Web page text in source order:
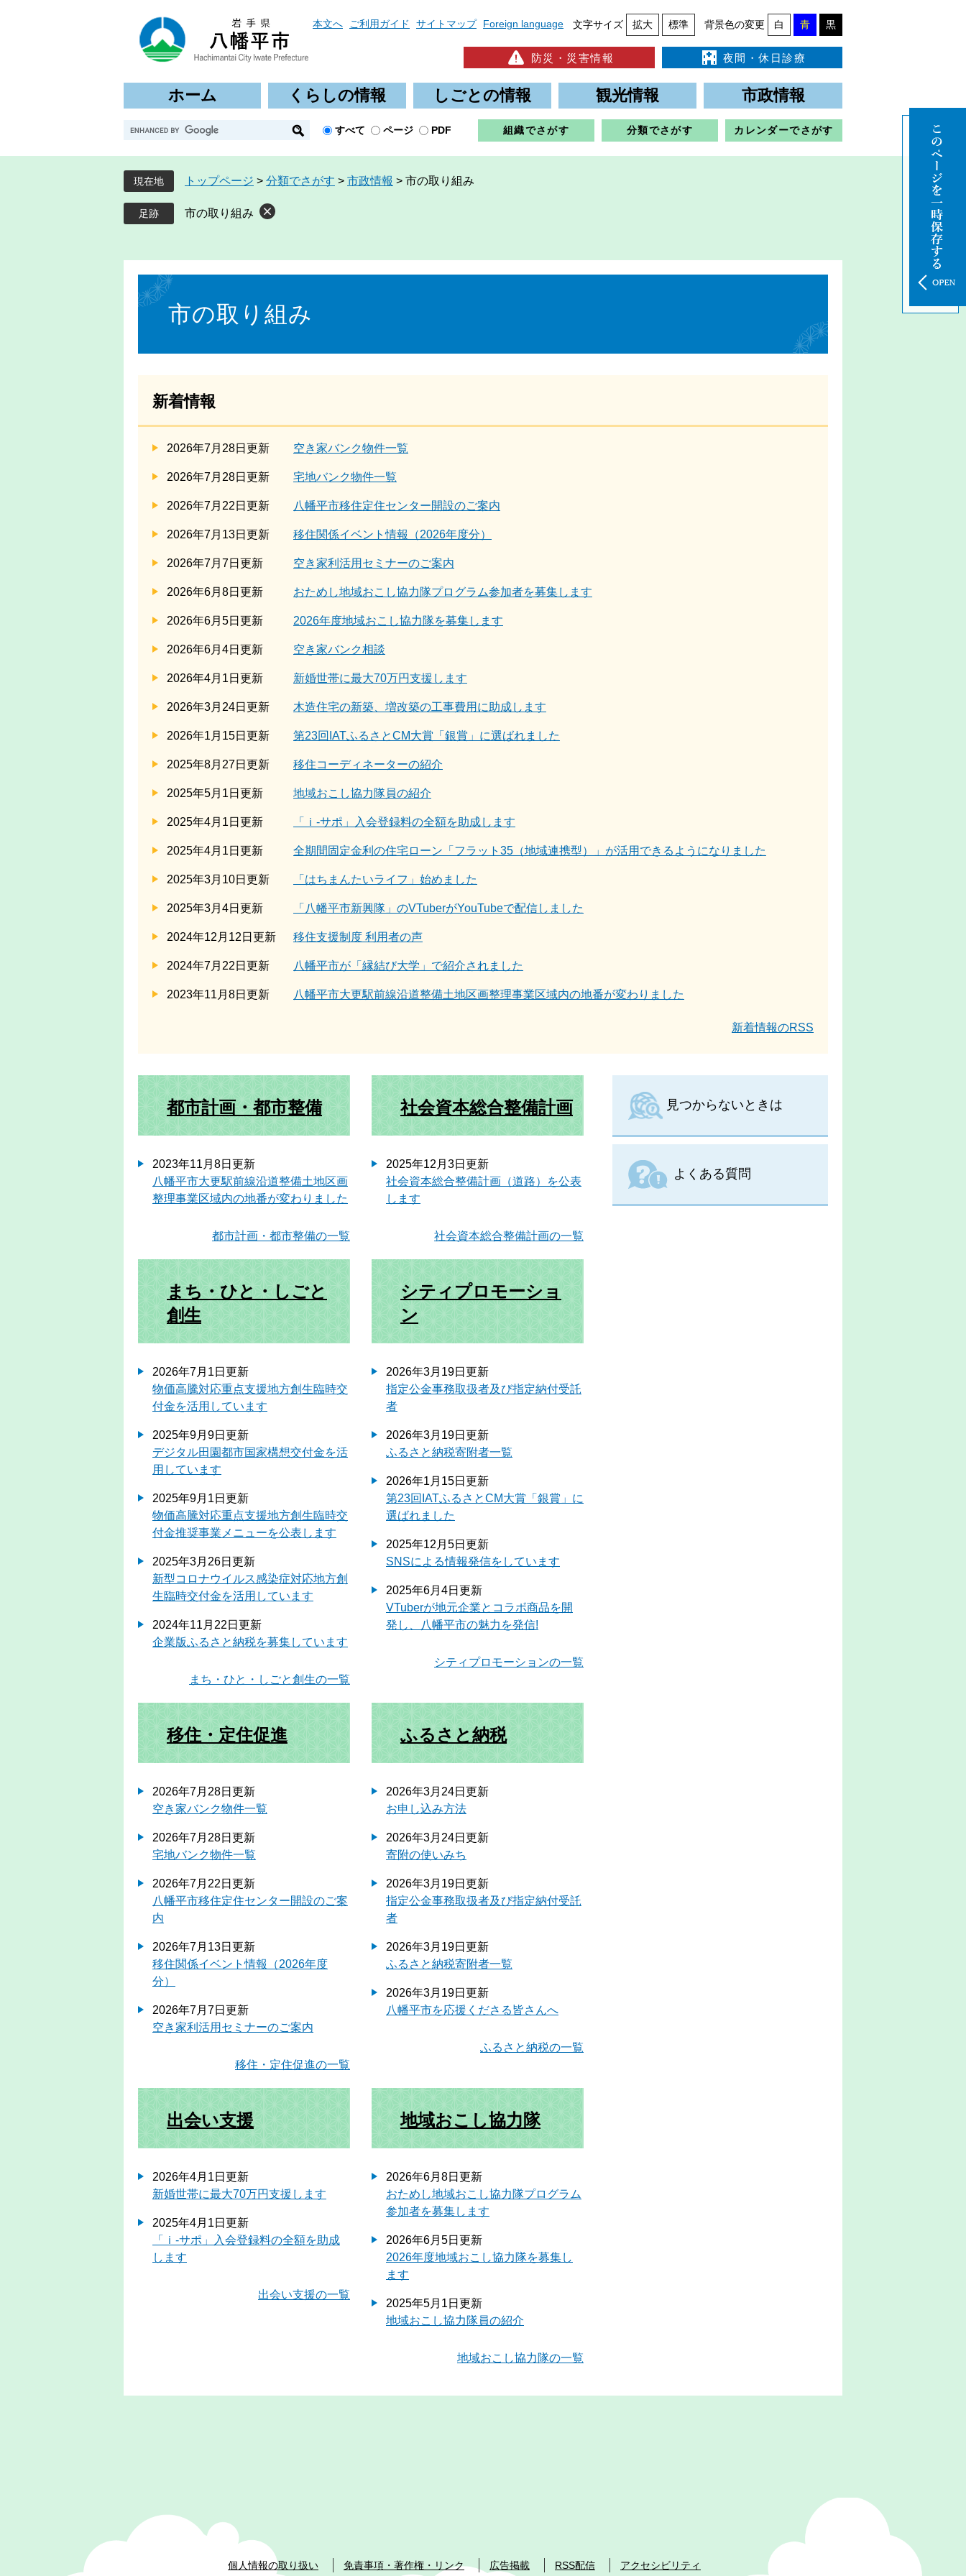
本文へ ご利用ガイド サイトマップ Foreign language 文字サイズ 拡大 標準 背景色の変更 白 青 黒
防災・災害情報 夜間・休日診療
ホーム くらしの情報 しごとの情報 観光情報 市政情報
G
o
g
l
e
カ
すべて ページ PDF 組織でさがす 分類でさがす カレンダーでさがす
現在地 トップページ > 分類でさがす > 市政情報 > 市の取り組み
市の取り組み
文
市の取り組み
新着情報
2026年7月28日更新 空き家バンク物件一覧
2026年7月28日更新 宅地バンク物件一覧
2026年7月22日更新 八幡平市移住定住センター開設のご案内
2026年7月13日更新 移住関係イベント情報（2026年度分）
2026年7月7日更新 空き家利活用セミナーのご案内
2026年6月8日更新 おためし地域おこし協力隊プログラム参加者を募集します
2026年6月5日更新 2026年度地域おこし協力隊を募集します
2026年6月4日更新 空き家バンク相談
2026年4月1日更新 新婚世帯に最大70万円支援します
2026年3月24日更新 木造住宅の新築、増改築の工事費用に助成します
2026年1月15日更新 第23回IATふるさとCM大賞「銀賞」に選ばれました
2025年8月27日更新 移住コーディネーターの紹介
2025年5月1日更新 地域おこし協力隊員の紹介
2025年4月1日更新 「ｉ-サポ」入会登録料の全額を助成します
2025年4月1日更新 全期間固定金利の住宅ローン「フラット35（地域連携型）」が活用できるようになりました
2025年3月10日更新 「はちまんたいライフ」始めました
2025年3月4日更新 「八幡平市新興隊」のVTuberがYouTubeで配信しました
2024年12月12日更新 移住支援制度 利用者の声
2024年7月22日更新 八幡平市が「縁結び大学」で紹介されました
2023年11月8日更新 八幡平市大更駅前線沿道整備土地区画整理事業区域内の地番が変わりました
新着情報のRSS
都市計画・都市整備
2023年11月8日更新
八幡平市大更駅前線沿道整備土地区画
整理事業区域内の地番が変わりました
都市計画・都市整備の一覧
社会資本総合整備計画
2025年12月3日更新
社会資本総合整備計画（道路）を公表
します
社会資本総合整備計画の一覧
まち・ひと・しごと
創生
2026年7月1日更新
物価高騰対応重点支援地方創生臨時交
付金を活用しています
2025年9月9日更新
デジタル田園都市国家構想交付金を活
用しています
2025年9月1日更新
物価高騰対応重点支援地方創生臨時交
付金推奨事業メニューを公表します
2025年3月26日更新
新型コロナウイルス感染症対応地方創
生臨時交付金を活用しています
2024年11月22日更新
企業版ふるさと納税を募集しています
まち・ひと・しごと創生の一覧
シティプロモーショ
ン
2026年3月19日更新
指定公金事務取扱者及び指定納付受託
者
2026年3月19日更新
ふるさと納税寄附者一覧
2026年1月15日更新
第23回IATふるさとCM大賞「銀賞」に
選ばれました
2025年12月5日更新
SNSによる情報発信をしています
2025年6月4日更新
VTuberが地元企業とコラボ商品を開
発し、八幡平市の魅力を発信!
シティプロモーションの一覧
移住・定住促進
2026年7月28日更新
空き家バンク物件一覧
2026年7月28日更新
宅地バンク物件一覧
2026年7月22日更新
八幡平市移住定住センター開設のご案
内
2026年7月13日更新
移住関係イベント情報（2026年度
分）
2026年7月7日更新
空き家利活用セミナーのご案内
移住・定住促進の一覧
ふるさと納税
2026年3月24日更新
お申し込み方法
2026年3月24日更新
寄附の使いみち
2026年3月19日更新
指定公金事務取扱者及び指定納付受託
者
2026年3月19日更新
ふるさと納税寄附者一覧
2026年3月19日更新
八幡平市を応援くださる皆さんへ
ふるさと納税の一覧
出会い支援
2026年4月1日更新
新婚世帯に最大70万円支援します
2025年4月1日更新
「ｉ-サポ」入会登録料の全額を助成
します
出会い支援の一覧
地域おこし協力隊
2026年6月8日更新
おためし地域おこし協力隊プログラム
参加者を募集します
2026年6月5日更新
2026年度地域おこし協力隊を募集し
ます
2025年5月1日更新
地域おこし協力隊員の紹介
地域おこし協力隊の一覧
見つからないときは
よくある質問
個人情報の取り扱い 免責事項・著作権・リンク 広告掲載 RSS配信 アクセシビリティ